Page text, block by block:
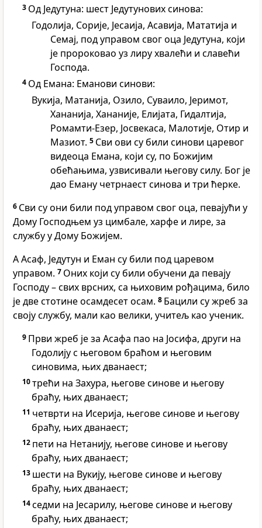
3 Од Једутуна: шест Једутунових синова:
Годолија, Сорије, Јесаија, Асавија, Мататија и
Семај, под управом свог оца Једутуна, који
је пророковао уз лиру хвалећи и славећи
Господа.
4 Од Емана: Еманови синови:
Вукија, Матанија, Озило, Суваило, Јеримот,
Хананија, Хананије, Елијата, Гидалтија,
Ромамти-Езер, Јосвекаса, Малотије, Отир и
Мазиот. 5 Сви ови су били синови царевог
видеоца Емана, који су, по Божијим
обећањима, узвисивали његову силу. Бог је
дао Еману четрнаест синова и три ћерке.
6 Сви су они били под управом свог оца, певајући у
Дому Господњем уз цимбале, харфе и лире, за
службу у Дому Божијем.
А Асаф, Једутун и Еман су били под царевом
управом. 7 Оних који су били обучени да певају
Господу – свих врсних, са њиховим рођацима, било
је две стотине осамдесет осам. 8 Бацили су жреб за
своју службу, мали као велики, учитељ као ученик.
9 Први жреб је за Асафа пао на Јосифа, други на
Годолију с његовом браћом и његовим
синовима, њих дванаест;
10трећи на Захура, његове синове и његову
браћу, њих дванаест;
11 четврти на Исерија, његове синове и његову
браћу, њих дванаест;
12 пети на Нетанију, његове синове и његову
браћу, њих дванаест;
13 шести на Вукију, његове синове и његову
браћу, њих дванаест;
14седми на Јесарилу, његове синове и његову
браћу, њих дванаест;